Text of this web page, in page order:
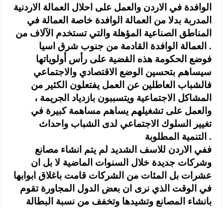
الوافدة في الاردن والعمل على احلال العمالة الاردنية
المدربة بدلا من العمالة الوافدة خاصة العمالة في
المناطق الصناعية المؤهلة والتي تستخدم الآلاف من
العمالة الوافدة القادمة من جنوب شرق اسيا .
فوضع الحكومة هذه القضية على رأس أولوياتها
سيساهم بتحسين الوضع الاقتصادي والاجتماعي
فالشباب العاطلين عن العمل يفتعلون الكثير من
المشاكل الاجتماعية ويتسببون بازدياد الجريمة ،
والعمل على تشغيلهم يساهم مساهمة كبيرة في
تغيير السلوك الاجتماعي لدى الشباب واحداث
التنمية المطلوبة .
ففي الاردن للاسف الشديد لم يتم انشاء مصانع
وشركات جديدة خلال السنوات الماضية لا بل ان
عشرات بل المئات من الشركات قامت باغلاق ابوابها
في الوقت الذي نرى ان بعض الدول المجاورة تقوم
بانشاء المصانع وتشيدها وتخفف من نسبة البطالة